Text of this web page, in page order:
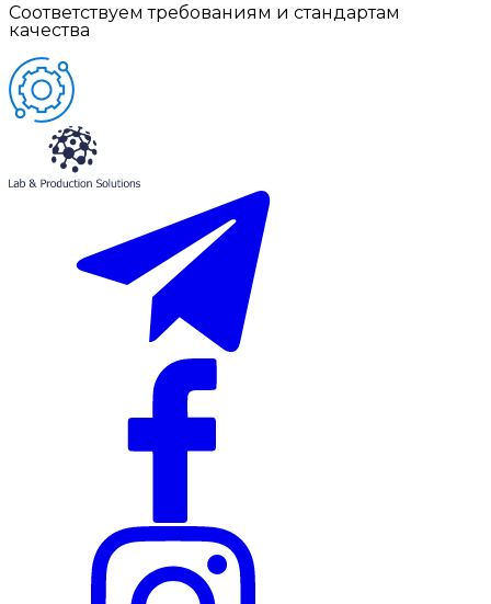
Соответствуем требованиям и стандартам
качества